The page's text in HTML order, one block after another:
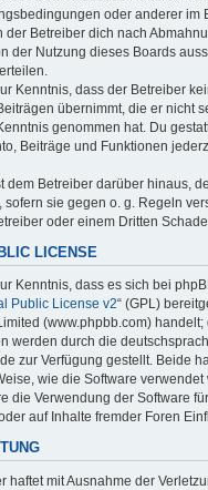
oder anderer im
der Betreiber dich nach
der Nutzung dieses Boards
Kenntnis, dass der Betreiber
übernimmt, die er nicht
genommen hat. Du
Beiträge und Funktionen
dem Betreiber darüber hinaus,
sofern sie gegen o. g. Regeln
oder einem Dritten
LICENSE
Kenntnis, dass es sich bei
Public License v2“ (GPL)
(www.phpbb.com)
werden durch die
zur Verfügung gestellt. Beide
wie die Software
die Verwendung der Software
auf Inhalte fremder Foren
haftet mit Ausnahme der